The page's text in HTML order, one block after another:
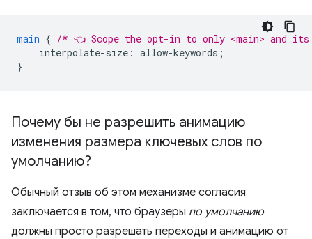
main { /* 👈 Scope the opt-in to only <main> and its
interpolate-size : allow-keywords ;
}
Почему бы не разрешить анимацию
изменения размера ключевых слов по
умолчанию?
Обычный отзыв об этом механизме согласия
заключается в том, что браузеры по умолчанию
должны просто разрешать переходы и анимацию от